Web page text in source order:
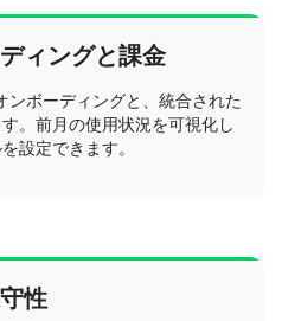
ィングと課金
ンボーディングと、統合された
。前月の使用状況を可視化し
設定できます。
性